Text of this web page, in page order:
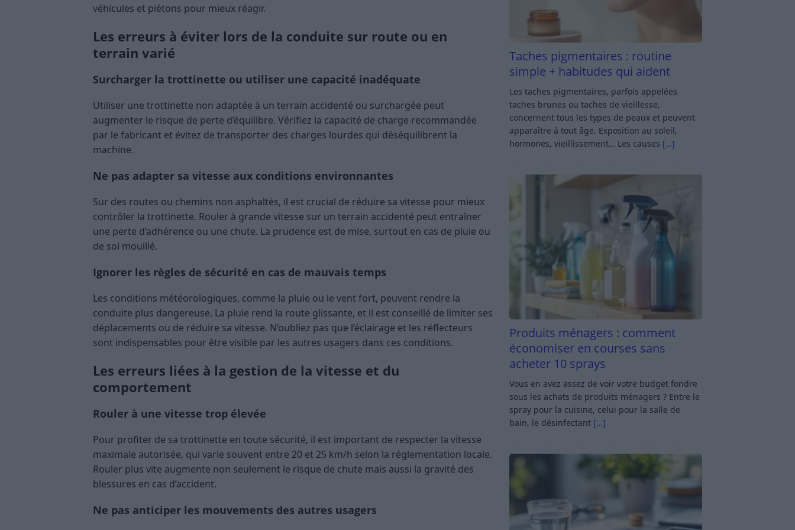
véhicules et piétons pour mieux réagir.
Les erreurs à éviter lors de la conduite sur route ou en
terrain varié
Surcharger la trottinette ou utiliser une capacité inadéquate
Utiliser une trottinette non adaptée à un terrain accidenté ou surchargée peut
augmenter le risque de perte d’équilibre. Vérifiez la capacité de charge recommandée
par le fabricant et évitez de transporter des charges lourdes qui déséquilibrent la
machine.
Ne pas adapter sa vitesse aux conditions environnantes
Sur des routes ou chemins non asphaltés, il est crucial de réduire sa vitesse pour mieux
contrôler la trottinette. Rouler à grande vitesse sur un terrain accidenté peut entraîner
une perte d’adhérence ou une chute. La prudence est de mise, surtout en cas de pluie ou
de sol mouillé.
Ignorer les règles de sécurité en cas de mauvais temps
Les conditions météorologiques, comme la pluie ou le vent fort, peuvent rendre la
conduite plus dangereuse. La pluie rend la route glissante, et il est conseillé de limiter ses
déplacements ou de réduire sa vitesse. N’oubliez pas que l’éclairage et les réflecteurs
sont indispensables pour être visible par les autres usagers dans ces conditions.
Les erreurs liées à la gestion de la vitesse et du
comportement
Rouler à une vitesse trop élevée
Pour profiter de sa trottinette en toute sécurité, il est important de respecter la vitesse
maximale autorisée, qui varie souvent entre 20 et 25 km/h selon la réglementation locale.
Rouler plus vite augmente non seulement le risque de chute mais aussi la gravité des
blessures en cas d’accident.
Ne pas anticiper les mouvements des autres usagers
Taches pigmentaires : routine
simple + habitudes qui aident
Les taches pigmentaires, parfois appelées
taches brunes ou taches de vieillesse,
concernent tous les types de peaux et peuvent
apparaître à tout âge. Exposition au soleil,
hormones, vieillissement… Les causes […]
Produits ménagers : comment
économiser en courses sans
acheter 10 sprays
Vous en avez assez de voir votre budget fondre
sous les achats de produits ménagers ? Entre le
spray pour la cuisine, celui pour la salle de
bain, le désinfectant […]